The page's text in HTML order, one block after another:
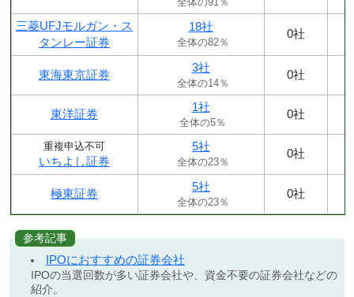
三菱UFJモルガン・ス
タンレー証券
18社
全体の82％
0社
東海東京証券
3社
全体の14％
0社
東洋証券
1社
全体の5％
0社
重複申込不可
いちよし証券
5社
全体の23％
0社
極東証券
5社
全体の23％
0社
参考記事
IPOにおすすめの証券会社
IPOの当選回数が多い証券会社や、資金不要の証券会社などの
紹介。